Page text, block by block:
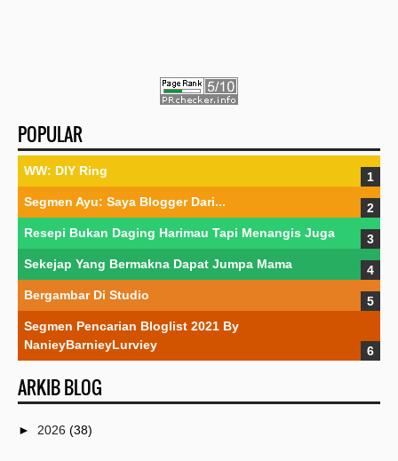
POPULAR
WW: DIY Ring
Segmen Ayu: Saya Blogger Dari...
Resepi Bukan Daging Harimau Tapi Menangis Juga
Sekejap Yang Bermakna Dapat Jumpa Mama
Bergambar Di Studio
Segmen Pencarian Bloglist 2021 By
NanieyBarnieyLurviey
ARKIB BLOG
► 2026 (38)